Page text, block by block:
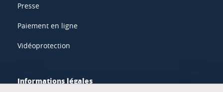
Presse
Paiement en ligne
Vidéoprotection
Informations légales